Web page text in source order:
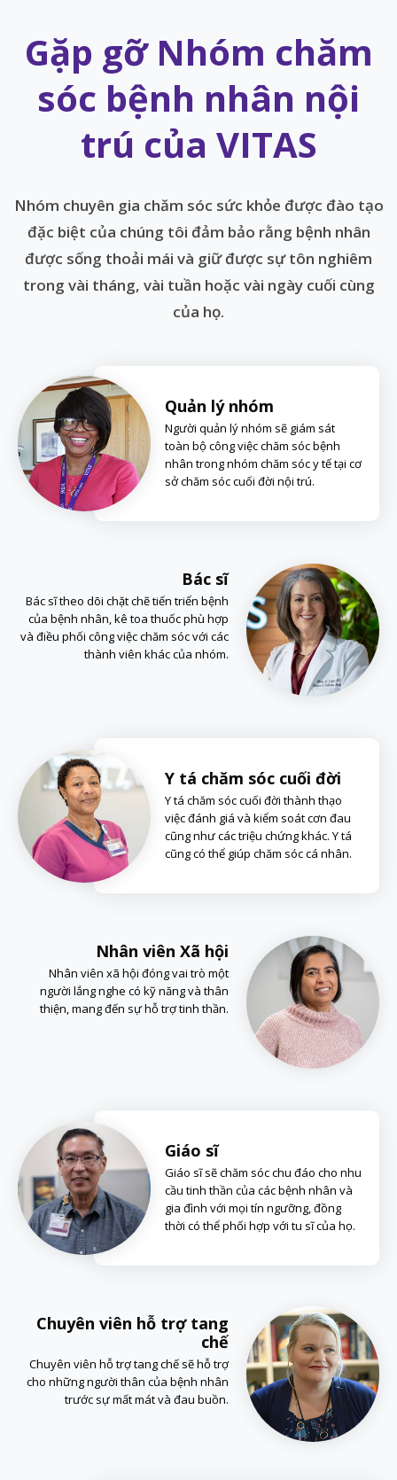
Gặp gỡ Nhóm chăm
sóc bệnh nhân nội
trú của VITAS
Nhóm chuyên gia chăm sóc sức khỏe được đào tạo
đặc biệt của chúng tôi đảm bảo rằng bệnh nhân
được sống thoải mái và giữ được sự tôn nghiêm
trong vài tháng, vài tuần hoặc vài ngày cuối cùng
của họ.
Quản lý nhóm
Người quản lý nhóm sẽ giám sát
toàn bộ công việc chăm sóc bệnh
nhân trong nhóm chăm sóc y tế tại cơ
sở chăm sóc cuối đời nội trú.
Bác sĩ
Bác sĩ theo dõi chặt chẽ tiến triển bệnh
của bệnh nhân, kê toa thuốc phù hợp
và điều phối công việc chăm sóc với các
thành viên khác của nhóm.
Y tá chăm sóc cuối đời
Y tá chăm sóc cuối đời thành thạo
việc đánh giá và kiểm soát cơn đau
cũng như các triệu chứng khác. Y tá
cũng có thể giúp chăm sóc cá nhân.
Nhân viên Xã hội
Nhân viên xã hội đóng vai trò một
người lắng nghe có kỹ năng và thân
thiện, mang đến sự hỗ trợ tinh thần.
Giáo sĩ
Giáo sĩ sẽ chăm sóc chu đáo cho nhu
cầu tinh thần của các bệnh nhân và
gia đình với mọi tín ngưỡng, đồng
thời có thể phối hợp với tu sĩ của họ.
Chuyên viên hỗ trợ tang
chế
Chuyên viên hỗ trợ tang chế sẽ hỗ trợ
cho những người thân của bệnh nhân
trước sự mất mát và đau buồn.